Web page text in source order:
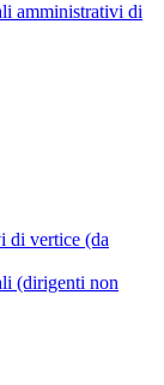
amministrativi di
di vertice (da
(dirigenti non